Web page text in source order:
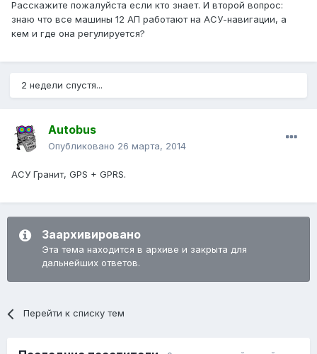
Расскажите пожалуйста если кто знает. И второй вопрос:
знаю что все машины 12 АП работают на АСУ-навигации, а
кем и где она регулируется?
2 недели спустя...
Autobus
Опубликовано 26 марта, 2014
АСУ Гранит, GPS + GPRS.
Заархивировано
Эта тема находится в архиве и закрыта для
дальнейших ответов.
Перейти к списку тем